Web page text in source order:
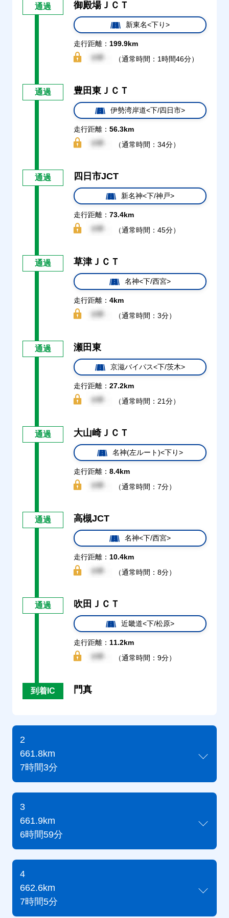
通過 御殿場ＪＣＴ
新東名<下り>
走行距離： 199.9km
（通常時間：1時間46分）
通過 豊田東ＪＣＴ
伊勢湾岸道<下/四日市>
走行距離： 56.3km
（通常時間：34分）
通過 四日市JCT
新名神<下/神戸>
走行距離： 73.4km
（通常時間：45分）
通過 草津ＪＣＴ
名神<下/西宮>
走行距離： 4km
（通常時間：3分）
通過 瀬田東
京滋バイパス<下/茨木>
走行距離： 27.2km
（通常時間：21分）
通過 大山崎ＪＣＴ
名神(左ルート)<下り>
走行距離： 8.4km
（通常時間：7分）
通過 高槻JCT
名神<下/西宮>
走行距離： 10.4km
（通常時間：8分）
通過 吹田ＪＣＴ
近畿道<下/松原>
走行距離： 11.2km
（通常時間：9分）
到着IC 門真
2
661.8km
7時間3分
3
661.9km
6時間59分
4
662.6km
7時間5分